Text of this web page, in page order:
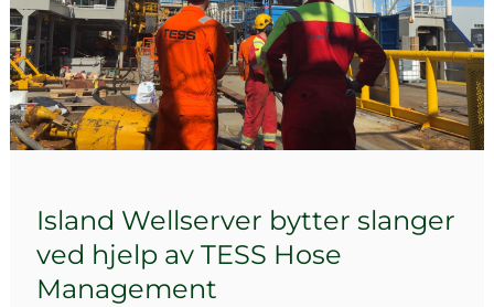
Island Wellserver bytter slanger
ved hjelp av TESS Hose
Management